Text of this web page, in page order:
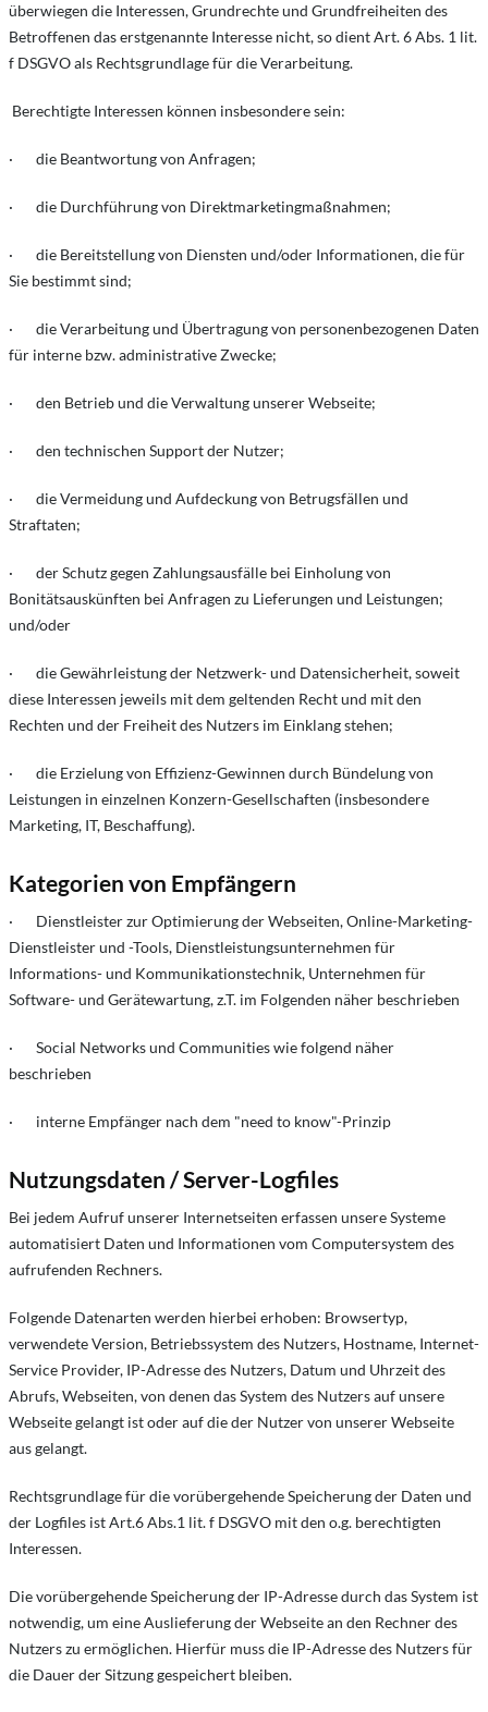
überwiegen die Interessen, Grundrechte und Grundfreiheiten des
Betroffenen das erstgenannte Interesse nicht, so dient Art. 6 Abs. 1 lit.
f DSGVO als Rechtsgrundlage für die Verarbeitung.
Berechtigte Interessen können insbesondere sein:
· die Beantwortung von Anfragen;
· die Durchführung von Direktmarketingmaßnahmen;
· die Bereitstellung von Diensten und/oder Informationen, die für
Sie bestimmt sind;
· die Verarbeitung und Übertragung von personenbezogenen Daten
für interne bzw. administrative Zwecke;
· den Betrieb und die Verwaltung unserer Webseite;
· den technischen Support der Nutzer;
· die Vermeidung und Aufdeckung von Betrugsfällen und
Straftaten;
· der Schutz gegen Zahlungsausfälle bei Einholung von
Bonitätsauskünften bei Anfragen zu Lieferungen und Leistungen;
und/oder
· die Gewährleistung der Netzwerk- und Datensicherheit, soweit
diese Interessen jeweils mit dem geltenden Recht und mit den
Rechten und der Freiheit des Nutzers im Einklang stehen;
· die Erzielung von Effizienz-Gewinnen durch Bündelung von
Leistungen in einzelnen Konzern-Gesellschaften (insbesondere
Marketing, IT, Beschaffung).
Kategorien von Empfängern
· Dienstleister zur Optimierung der Webseiten, Online-Marketing-
Dienstleister und -Tools, Dienstleistungsunternehmen für
Informations- und Kommunikationstechnik, Unternehmen für
Software- und Gerätewartung, z.T. im Folgenden näher beschrieben
· Social Networks und Communities wie folgend näher
beschrieben
· interne Empfänger nach dem "need to know"-Prinzip
Nutzungsdaten / Server-Logfiles
Bei jedem Aufruf unserer Internetseiten erfassen unsere Systeme
automatisiert Daten und Informationen vom Computersystem des
aufrufenden Rechners.
Folgende Datenarten werden hierbei erhoben: Browsertyp,
verwendete Version, Betriebssystem des Nutzers, Hostname, Internet-
Service Provider, IP-Adresse des Nutzers, Datum und Uhrzeit des
Abrufs, Webseiten, von denen das System des Nutzers auf unsere
Webseite gelangt ist oder auf die der Nutzer von unserer Webseite
aus gelangt.
Rechtsgrundlage für die vorübergehende Speicherung der Daten und
der Logfiles ist Art.6 Abs.1 lit. f DSGVO mit den o.g. berechtigten
Interessen.
Die vorübergehende Speicherung der IP-Adresse durch das System ist
notwendig, um eine Auslieferung der Webseite an den Rechner des
Nutzers zu ermöglichen. Hierfür muss die IP-Adresse des Nutzers für
die Dauer der Sitzung gespeichert bleiben.